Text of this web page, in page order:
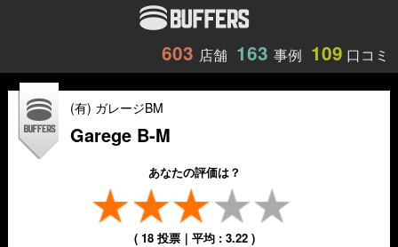
603 店舗 163 事例 109 口コミ
(有) ガレージBM
Garege B-M
あなたの評価は？
( 18投票｜平均 : 3.22)